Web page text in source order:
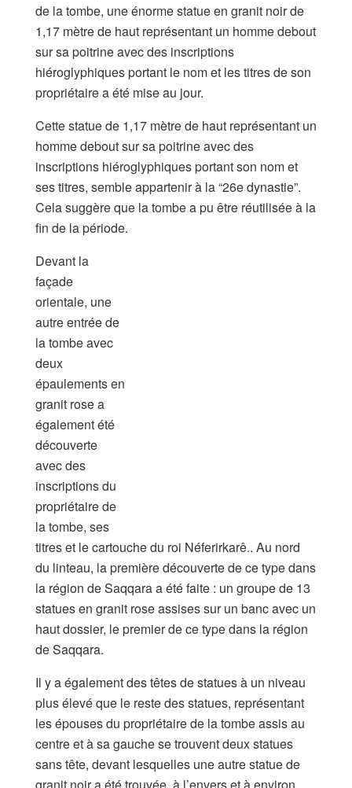
de la tombe, une énorme statue en granit noir de
1,17 mètre de haut représentant un homme debout
sur sa poitrine avec des inscriptions
hiéroglyphiques portant le nom et les titres de son
propriétaire a été mise au jour.
Cette statue de 1,17 mètre de haut représentant un
homme debout sur sa poitrine avec des
inscriptions hiéroglyphiques portant son nom et
ses titres, semble appartenir à la “26e dynastie”.
Cela suggère que la tombe a pu être réutilisée à la
fin de la période.
Devant la
façade
orientale, une
autre entrée de
la tombe avec
deux
épaulements en
granit rose a
également été
découverte
avec des
inscriptions du
propriétaire de
la tombe, ses
titres et le cartouche du roi Néferirkarê.. Au nord
du linteau, la première découverte de ce type dans
la région de Saqqara a été faite : un groupe de 13
statues en granit rose assises sur un banc avec un
haut dossier, le premier de ce type dans la région
de Saqqara.
Il y a également des têtes de statues à un niveau
plus élevé que le reste des statues, représentant
les épouses du propriétaire de la tombe assis au
centre et à sa gauche se trouvent deux statues
sans tête, devant lesquelles une autre statue de
granit noir a été trouvée, à l’envers et à environ